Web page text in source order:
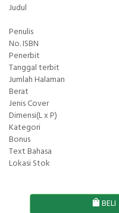
Judul
Penulis
No. ISBN
Penerbit
Tanggal terbit
Jumlah Halaman
Berat
Jenis Cover
Dimensi(L x P)
Kategori
Bonus
Text Bahasa
Lokasi Stok
BELI